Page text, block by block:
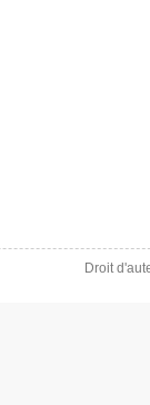
Droit